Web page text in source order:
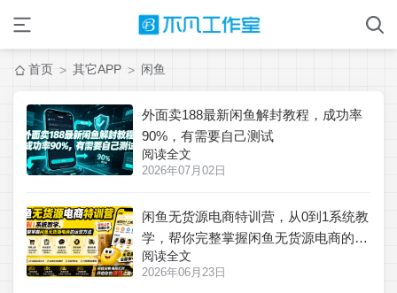
首页 > 其它APP > 闲鱼
外面卖188最新闲鱼解封教程，成功率
90%，有需要自己测试
阅读全文
2026年07月02日
闲鱼无货源电商特训营，从0到1系统教
学，帮你完整掌握闲鱼无货源电商的运
营方法
阅读全文
2026年06月23日